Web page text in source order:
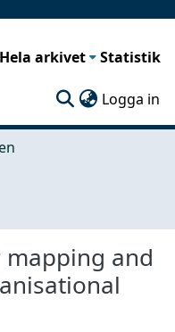
Hela arkivet Statistik
Logga in
and